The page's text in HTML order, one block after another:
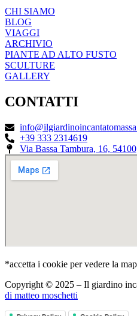
CHI SIAMO
BLOG
VIAGGI
ARCHIVIO
PIANTE AD ALTO FUSTO
SCULTURE
GALLERY
CONTATTI
+39 333 2314619
Via Bassa Tambura, 16,
*accetta i cookie per vedere la
Copyright © 2025 – Il giardino
di matteo moschetti